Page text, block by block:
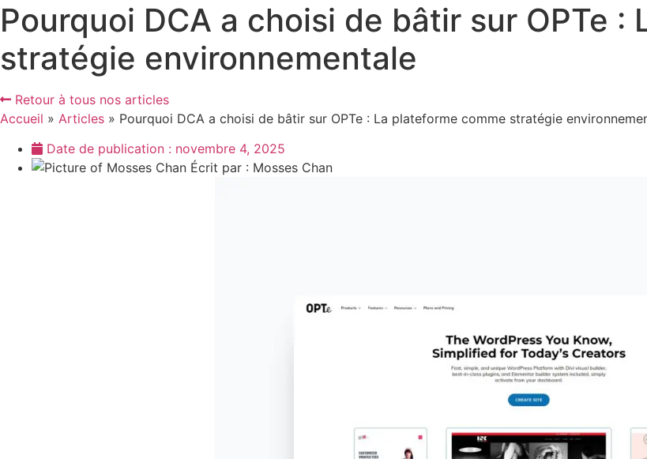
Pourquoi DCA a choisi de bâtir sur OPTe :
stratégie environnementale
Retour à tous nos articles
Accueil » Articles » Pourquoi DCA a choisi de bâtir sur OPTe : La plateforme comme stratégie
Date de publication : novembre 4, 2025
Écrit par : Mosses Chan